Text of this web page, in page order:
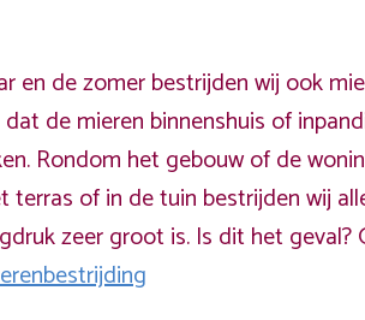
en de zomer bestrijden wij ook
de mieren binnenshuis of
Rondom het gebouw of de
terras of in de tuin bestrijden wij
zeer groot is. Is dit het geval?